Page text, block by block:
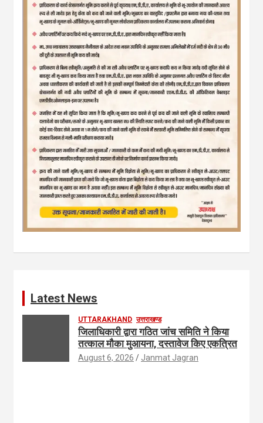
Latest News
UTTARAKHAND उत्तराखण्ड
जिलाधिकारी द्वारा गठित जांच समिति ने किया
तत्काल मौका मुआयना, दस्तावेज किए एकत्रित
August 6, 2026 Janmat Jagran